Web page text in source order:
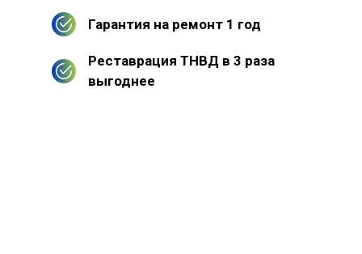
Гарантия на ремонт 1 год
Реставрация ТНВД в 3 раза
выгоднее